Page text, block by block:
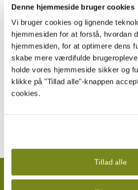
Denne hjemmeside bruger cookies
Vi bruger cookies og lignende
hjemmesiden for at forstå, hvordan
hjemmesiden, for at optimere dens
skabe mere værdifulde
holde vores hjemmeside sikker og
klikke på "Tillad alle"-knappen
cookies.
Tillad alle
16
Foruden at Lillevilla’s
er af høj kvalitet så er de
at anskaffe. Takket være
hjemmelevering har det
været lettere at bygge en flot
havehytte mens vores
HYTTER GÆSTEHYTTER